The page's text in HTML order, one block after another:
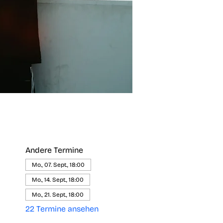
Andere Termine
Mo., 07. Sept., 18:00
Mo., 14. Sept., 18:00
Mo., 21. Sept., 18:00
22 Termine ansehen